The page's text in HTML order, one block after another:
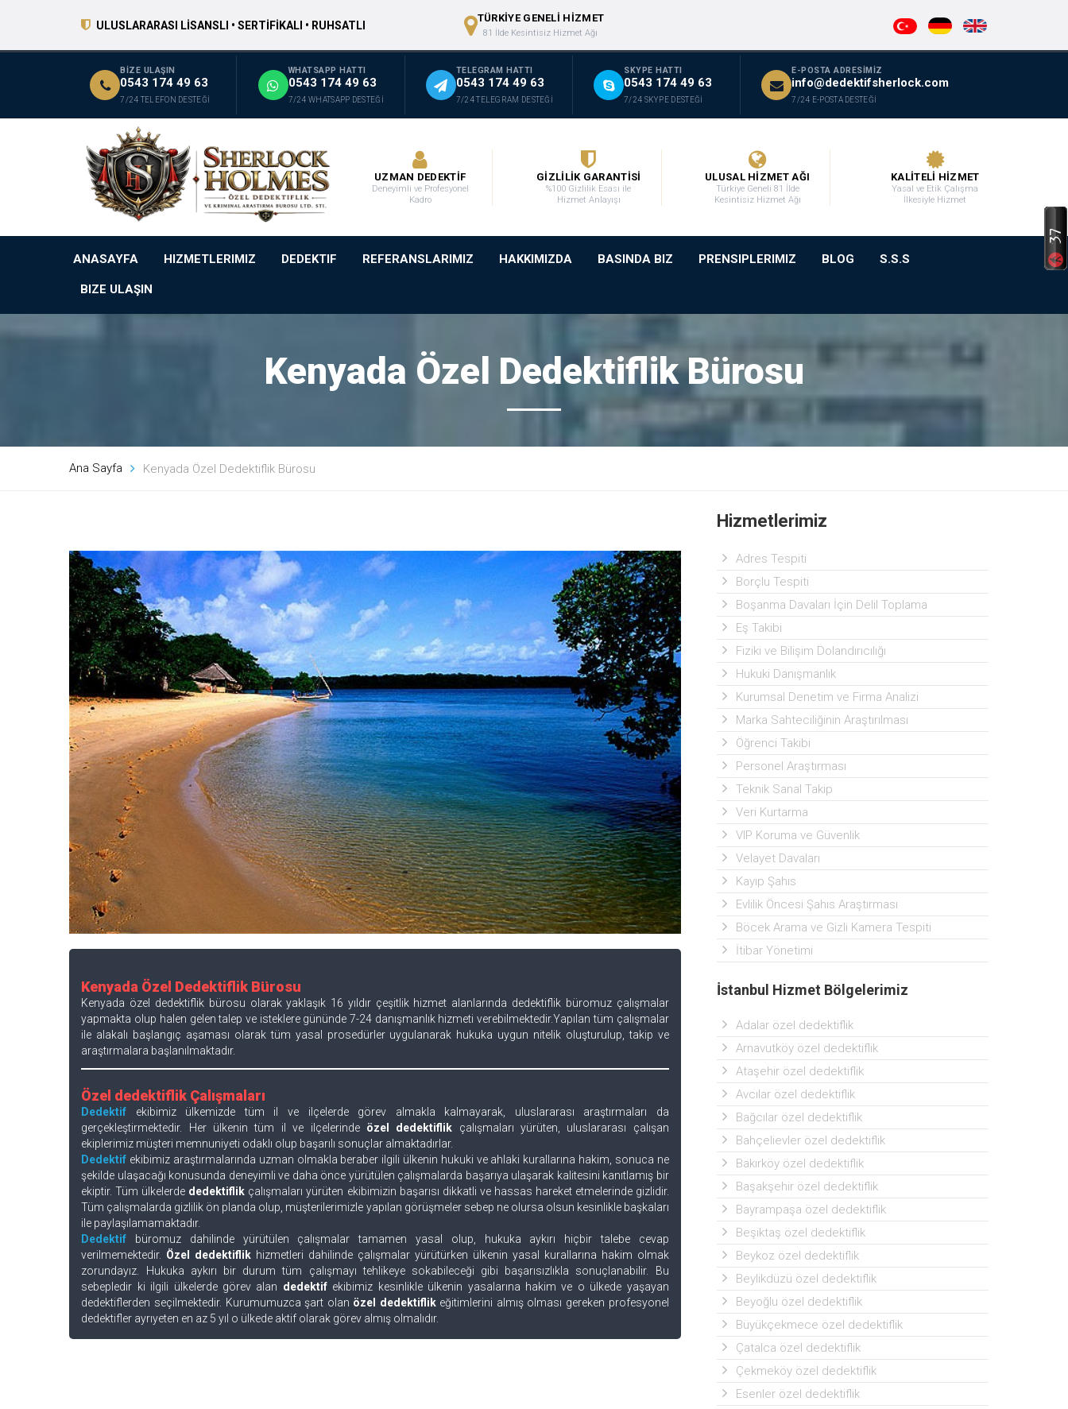
ULUSLARARASI LİSANSLI • SERTİFİKALI • RUHSATLI
TÜRKİYE GENELİ HİZMET
81 İlde Kesintisiz Hizmet Ağı
BİZE ULAŞIN
0543 174 49 63
7/24 TELEFON DESTEĞİ
WHATSAPP HATTI
0543 174 49 63
7/24 WHATSAPP DESTEĞİ
TELEGRAM HATTI
0543 174 49 63
7/24 TELEGRAM DESTEĞİ
SKYPE HATTI
0543 174 49 63
7/24 SKYPE DESTEĞİ
E-POSTA ADRESİMİZ
info@dedektifsherlock.com
7/24 E-POSTA DESTEĞİ
UZMAN DEDEKTİF
Deneyimli ve Profesyonel
Kadro
GİZLİLİK GARANTİSİ
%100 Gizlilik Esası ile
Hizmet Anlayışı
ULUSAL HİZMET AĞI
Türkiye Geneli 81 İlde
Kesintisiz Hizmet Ağı
KALİTELİ HİZMET
Yasal ve Etik Çalışma
İlkesiyle Hizmet
ANASAYFA HIZMETLERIMIZ DEDEKTIF REFERANSLARIMIZ HAKKIMIZDA BASINDA BIZ PRENSIPLERIMIZ BLOG S.S.S
BIZE ULAŞIN
Kenyada Özel Dedektiflik Bürosu
Ana Sayfa Kenyada Özel Dedektiflik Bürosu
Kenyada Özel Dedektiflik Bürosu
Kenyada özel dedektiflik bürosu olarak yaklaşık 16 yıldır çeşitlik hizmet alanlarında dedektiflik büromuz çalışmalar
yapmakta olup halen gelen talep ve isteklere gününde 7-24 danışmanlık hizmeti verebilmektedir.Yapılan tüm çalışmalar
ile alakalı başlangıç aşaması olarak tüm yasal prosedürler uygulanarak hukuka uygun nitelik oluşturulup, takip ve
araştırmalara başlanılmaktadır.
Özel dedektiflik Çalışmaları
Dedektif ekibimiz ülkemizde tüm il ve ilçelerde görev almakla kalmayarak, uluslararası araştırmaları da
gerçekleştirmektedir. Her ülkenin tüm il ve ilçelerinde özel dedektiflik çalışmaları yürüten, uluslararası çalışan
ekiplerimiz müşteri memnuniyeti odaklı olup başarılı sonuçlar almaktadırlar.
Dedektif ekibimiz araştırmalarında uzman olmakla beraber ilgili ülkenin hukuki ve ahlaki kurallarına hakim, sonuca ne
şekilde ulaşacağı konusunda deneyimli ve daha önce yürütülen çalışmalarda başarıya ulaşarak kalitesini kanıtlamış bir
ekiptir. Tüm ülkelerde dedektiflik çalışmaları yürüten ekibimizin başarısı dikkatli ve hassas hareket etmelerinde gizlidir.
Tüm çalışmalarda gizlilik ön planda olup, müşterilerimizle yapılan görüşmeler sebep ne olursa olsun kesinlikle başkaları
ile paylaşılamamaktadır.
Dedektif büromuz dahilinde yürütülen çalışmalar tamamen yasal olup, hukuka aykırı hiçbir talebe cevap
verilmemektedir. Özel dedektiflik hizmetleri dahilinde çalışmalar yürütürken ülkenin yasal kurallarına hakim olmak
zorundayız. Hukuka aykırı bir durum tüm çalışmayı tehlikeye sokabileceği gibi başarısızlıkla sonuçlanabilir. Bu
sebepledir ki ilgili ülkelerde görev alan dedektifekibimiz kesinlikle ülkenin yasalarına hakim ve o ülkede yaşayan
dedektiflerden seçilmektedir. Kurumumuzca şart olan özel dedektiflikeğitimlerini almış olması gereken profesyonel
dedektifler ayrıyeten en az 5 yıl o ülkede aktif olarak görev almış olmalıdır.
Hizmetlerimiz
Adres Tespiti
Borçlu Tespiti
Boşanma Davaları İçin Delil Toplama
Eş Takibi
Fiziki ve Bilişim Dolandırıcılığı
Hukuki Danışmanlık
Kurumsal Denetim ve Firma Analizi
Marka Sahteciliğinin Araştırılması
Öğrenci Takibi
Personel Araştırması
Teknik Sanal Takip
Veri Kurtarma
VIP Koruma ve Güvenlik
Velayet Davaları
Kayıp Şahıs
Evlilik Öncesi Şahıs Araştırması
Böcek Arama ve Gizli Kamera Tespiti
İtibar Yönetimi
İstanbul Hizmet Bölgelerimiz
Adalar özel dedektiflik
Arnavutköy özel dedektiflik
Ataşehir özel dedektiflik
Avcılar özel dedektiflik
Bağcılar özel dedektiflik
Bahçelievler özel dedektiflik
Bakırköy özel dedektiflik
Başakşehir özel dedektiflik
Bayrampaşa özel dedektiflik
Beşiktaş özel dedektiflik
Beykoz özel dedektiflik
Beylikdüzü özel dedektiflik
Beyoğlu özel dedektiflik
Büyükçekmece özel dedektiflik
Çatalca özel dedektiflik
Çekmeköy özel dedektiflik
Esenler özel dedektiflik